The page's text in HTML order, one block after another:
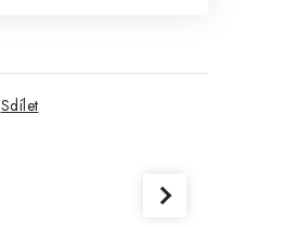
Sdílet